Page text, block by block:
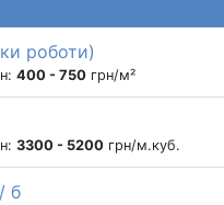
роботи)
400 - 750 грн/м²
3300 - 5200 грн/м.куб.
б